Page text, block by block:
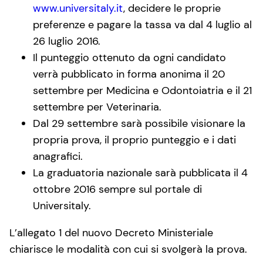
www.universitaly.it, decidere le proprie
preferenze e pagare la tassa va dal 4 luglio al
26 luglio 2016.
Il punteggio ottenuto da ogni candidato
verrà pubblicato in forma anonima il 20
settembre per Medicina e Odontoiatria e il 21
settembre per Veterinaria.
Dal 29 settembre sarà possibile visionare la
propria prova, il proprio punteggio e i dati
anagrafici.
La graduatoria nazionale sarà pubblicata il 4
ottobre 2016 sempre sul portale di
Universitaly.
L’allegato 1 del nuovo Decreto Ministeriale
chiarisce le modalità con cui si svolgerà la prova.